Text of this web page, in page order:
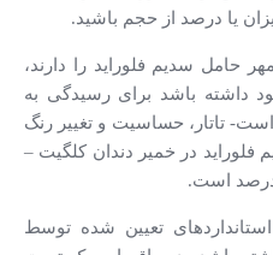
یا درصد از حجم باشید.
تقریبا تمام خمیردندانهای ADA مهر حامل سدیم فلوراید را دارند،
داشته باشد برای رسیدگی به
تاتار، حساسیت و تغییر رنگ
فلوراید در خمیر دندان کلگیت –
تعیین شده توسط